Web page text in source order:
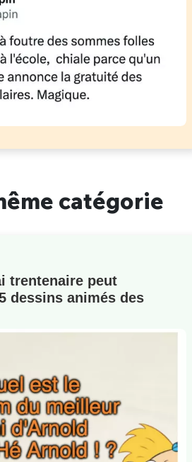
catégorie
trentenaire peut
dessins animés des